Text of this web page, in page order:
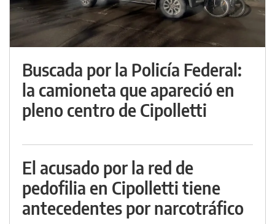
Buscada por la Policía Federal:
la camioneta que apareció en
pleno centro de Cipolletti
El acusado por la red de
pedofilia en Cipolletti tiene
antecedentes por narcotráfico